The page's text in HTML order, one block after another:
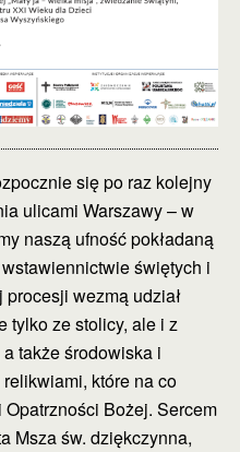
się po raz kolejny
ulicami Warszawy – w
naszą ufność pokładaną
świętych i
procesji wezmą udział
tylko ze stolicy, ale i z
także środowiska i
które na co
Bożej. Sercem
Msza św. dziękczynna,